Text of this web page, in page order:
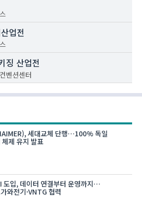
업전
징 산업전
벤션센터
세대교체 단행…100% 독일
체제 유지 발표
도입, 데이터 연결부터 운영까지…
와전기·VNTG 협력